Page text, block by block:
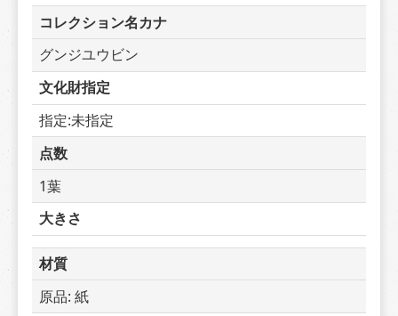
コレクション名カナ
グンジユウビン
文化財指定
指定:未指定
点数
1葉
大きさ
材質
原品: 紙